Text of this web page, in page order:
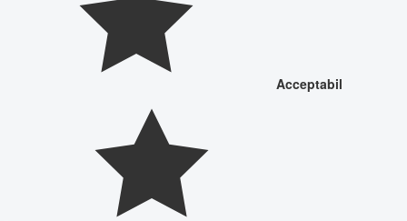
Acceptabil